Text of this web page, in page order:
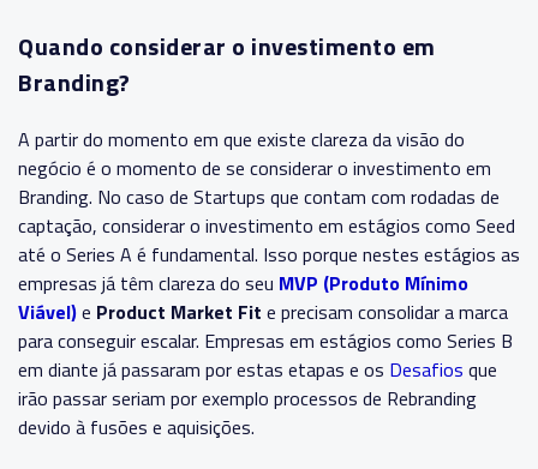
Quando considerar o investimento em
Branding?
A partir do momento em que existe clareza da visão do
negócio é o momento de se considerar o investimento em
Branding. No caso de Startups que contam com rodadas de
captação, considerar o investimento em estágios como Seed
até o Series A é fundamental. Isso porque nestes estágios as
empresas já têm clareza do seu MVP (Produto Mínimo
Viável)e Product Market Fit e precisam consolidar a marca
para conseguir escalar. Empresas em estágios como Series B
em diante já passaram por estas etapas e os Desafios que
irão passar seriam por exemplo processos de Rebranding
devido à fusões e aquisições.